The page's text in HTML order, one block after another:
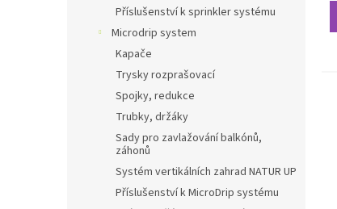
Příslušenství k sprinkler systému
Microdrip system
Kapače
Trysky rozprašovací
Spojky, redukce
Trubky, držáky
Sady pro zavlažování balkónů,
záhonů
Systém vertikálních zahrad NATUR UP
Příslušenství k MicroDrip systému